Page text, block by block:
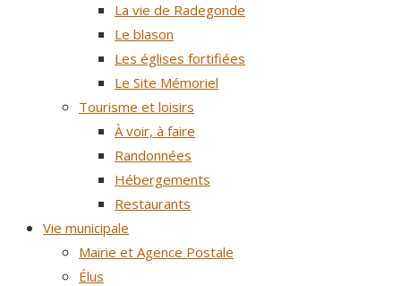
La vie de Radegonde
Le blason
Les églises fortifiées
Le Site Mémoriel
Tourisme et loisirs
À voir, à faire
Randonnées
Hébergements
Restaurants
Vie municipale
Mairie et Agence Postale
Élus